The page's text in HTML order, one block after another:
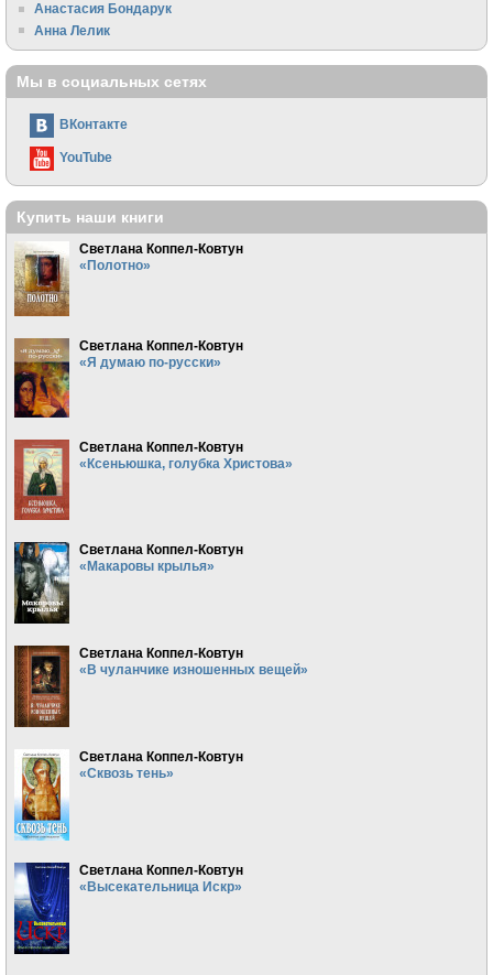
Анастасия Бондарук
Анна Лелик
Мы в социальных сетях
ВКонтакте
YouTube
Купить наши книги
Светлана Коппел-Ковтун
«Полотно»
Светлана Коппел-Ковтун
«Я думаю по-русски»
Светлана Коппел-Ковтун
«Ксеньюшка, голубка Христова»
Светлана Коппел-Ковтун
«Макаровы крылья»
Светлана Коппел-Ковтун
«В чуланчике изношенных вещей»
Светлана Коппел-Ковтун
«Сквозь тень»
Светлана Коппел-Ковтун
«Высекательница Искр»